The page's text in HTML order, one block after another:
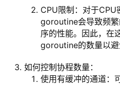
CPU限制：对于CPU
goroutine会导致频
序的性能。因此，在
goroutine的数量以避
如何控制协程数量：
使用有缓冲的通道：